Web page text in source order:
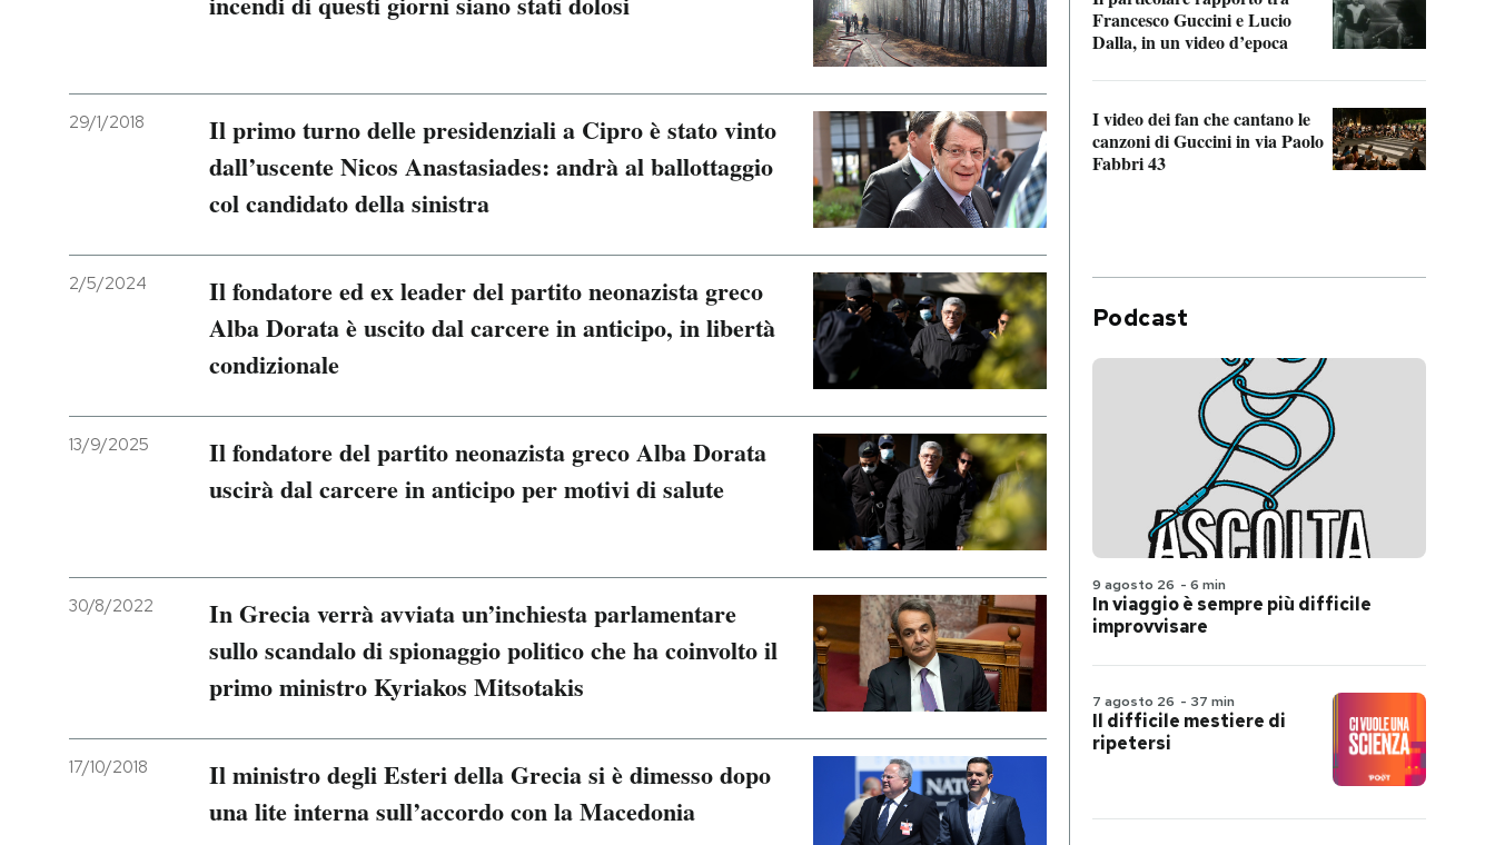
29/1/2018
Il primo turno delle presidenziali a Cipro è stato vinto
dall’uscente Nicos Anastasiades: andrà al ballottaggio
col candidato della sinistra
2/5/2024
Il fondatore ed ex leader del partito neonazista greco
Alba Dorata è uscito dal carcere in anticipo, in libertà
condizionale
13/9/2025
Il fondatore del partito neonazista greco Alba Dorata
uscirà dal carcere in anticipo per motivi di salute
30/8/2022
In Grecia verrà avviata un’inchiesta parlamentare
sullo scandalo di spionaggio politico che ha coinvolto il
primo ministro Kyriakos Mitsotakis
17/10/2018
Il ministro degli Esteri della Grecia si è dimesso dopo
una lite interna sull’accordo con la Macedonia
Francesco Guccini e Lucio
Dalla, in un video d’epoca
I video dei fan che cantano le
canzoni di Guccini in via Paolo
Fabbri 43
Podcast
9 agosto 26 - 6 min
In viaggio è sempre più difficile
improvvisare
7 agosto 26 - 37 min
Il difficile mestiere di
ripetersi